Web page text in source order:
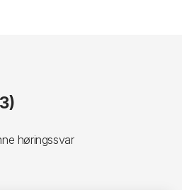
høringssvar